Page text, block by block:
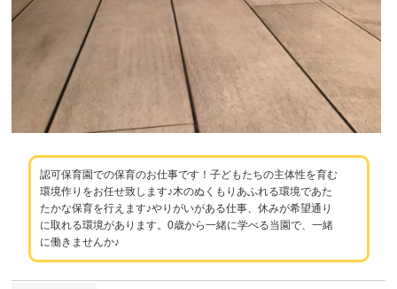
認可保育園での保育のお仕事です！子どもたちの主体性を育む
環境作りをお任せ致します♪木のぬくもりあふれる環境であた
たかな保育を行えます♪やりがいがある仕事、休みが希望通り
に取れる環境があります。0歳から一緒に学べる当園で、一緒
に働きませんか♪